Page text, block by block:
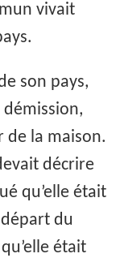
vivait
son pays,
de la maison.
décrire
qu’elle était
du
était